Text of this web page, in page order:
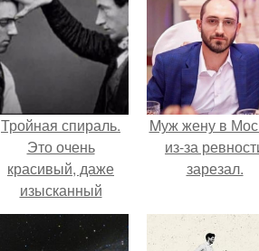
Тройная спираль.
Это очень
красивый, даже
изысканный
способ, который
поможет вам
Mуж жену в
из-за
зарезал.